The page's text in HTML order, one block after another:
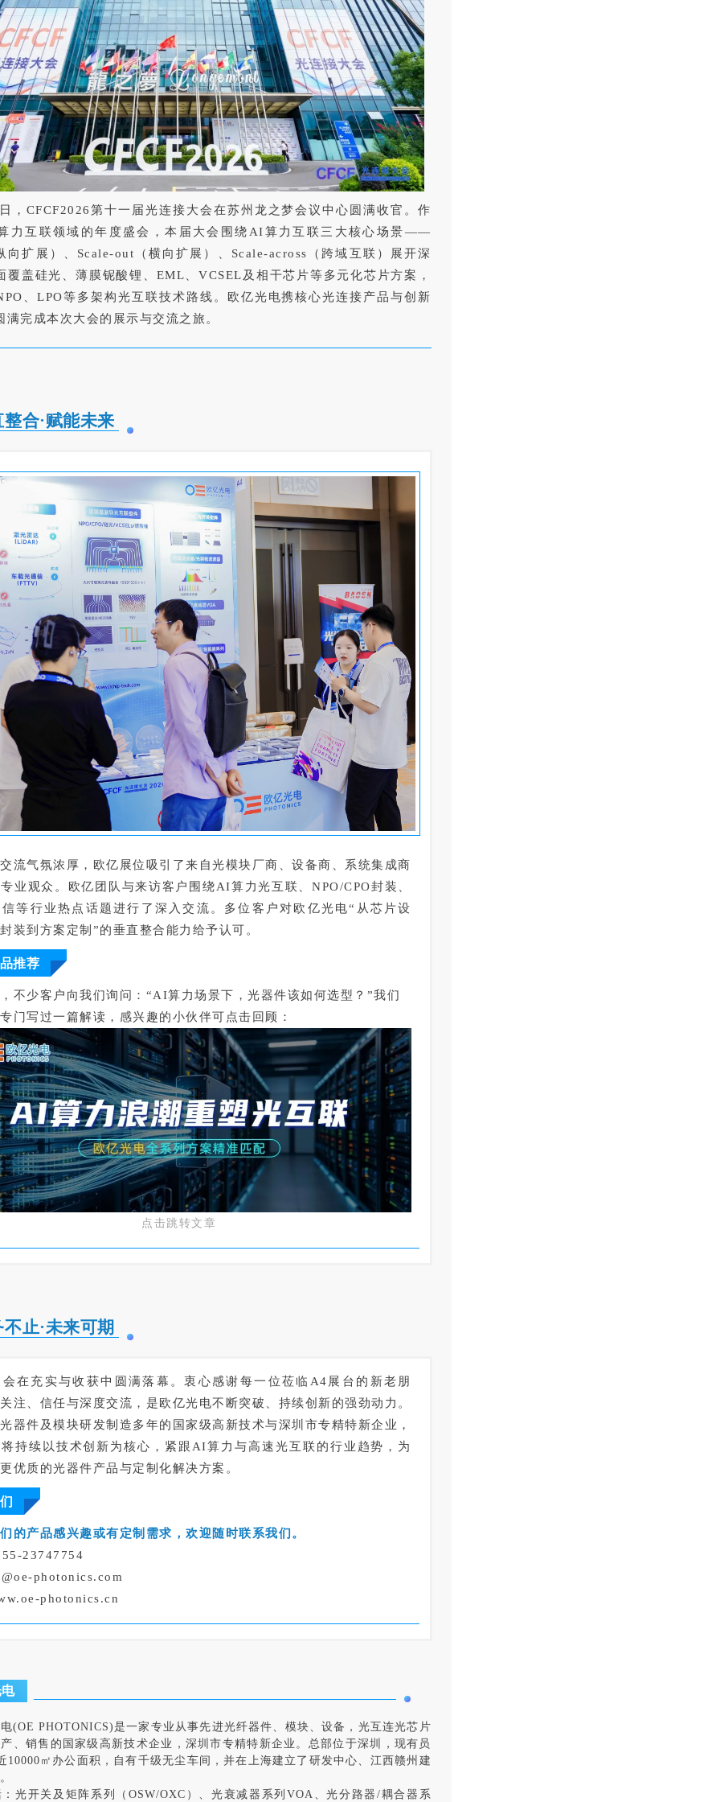
，CFCF2026第十一届光连接大会在苏州龙之梦会议中心圆满收官。作
力互联领域的年度盛会，本届大会围绕AI算力互联三大核心场景——
向扩展）、Scale-out（横向扩展）、Scale-across（跨域互联）展开深
覆盖硅光、薄膜铌酸锂、EML、VCSEL及相干芯片等多元化芯片方案，
、LPO等多架构光互联技术路线。欧亿光电携核心光连接产品与创新
满完成本次大会的展示与交流之旅。
合·赋能未来
流气氛浓厚，欧亿展位吸引了来自光模块厂商、设备商、系统集成商
业观众。欧亿团队与来访客户围绕AI算力光互联、NPO/CPO封装、
等行业热点话题进行了深入交流。多位客户对欧亿光电“从芯片设
装到方案定制”的垂直整合能力给予认可。
推荐
不少客户向我们询问：“AI算力场景下，光器件该如何选型？”我们
门写过一篇解读，感兴趣的小伙伴可点击回顾：
点击跳转文章
止·未来可期
在充实与收获中圆满落幕。衷心感谢每一位莅临A4展台的新老朋
注、信任与深度交流，是欧亿光电不断突破、持续创新的强劲动力。
器件及模块研发制造多年的国家级高新技术与深圳市专精特新企业，
持续以技术创新为核心，紧跟AI算力与高速光互联的行业趋势，为
优质的光器件产品与定制化解决方案。
的产品感兴趣或有定制需求，欢迎随时联系我们。
23747754
photonics.com
photonics.cn
(OE PHOTONICS)是一家专业从事先进光纤器件、模块、设备，光互连光芯片
、销售的国家级高新技术企业，深圳市专精特新企业。总部位于深圳，现有员
10000㎡办公面积，自有千级无尘车间，并在上海建立了研发中心、江西赣州建
光开关及矩阵系列（OSW/OXC）、光衰减器系列VOA、光分路器/耦合器系